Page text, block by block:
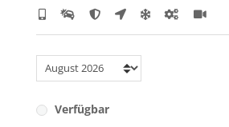
Verfügbar